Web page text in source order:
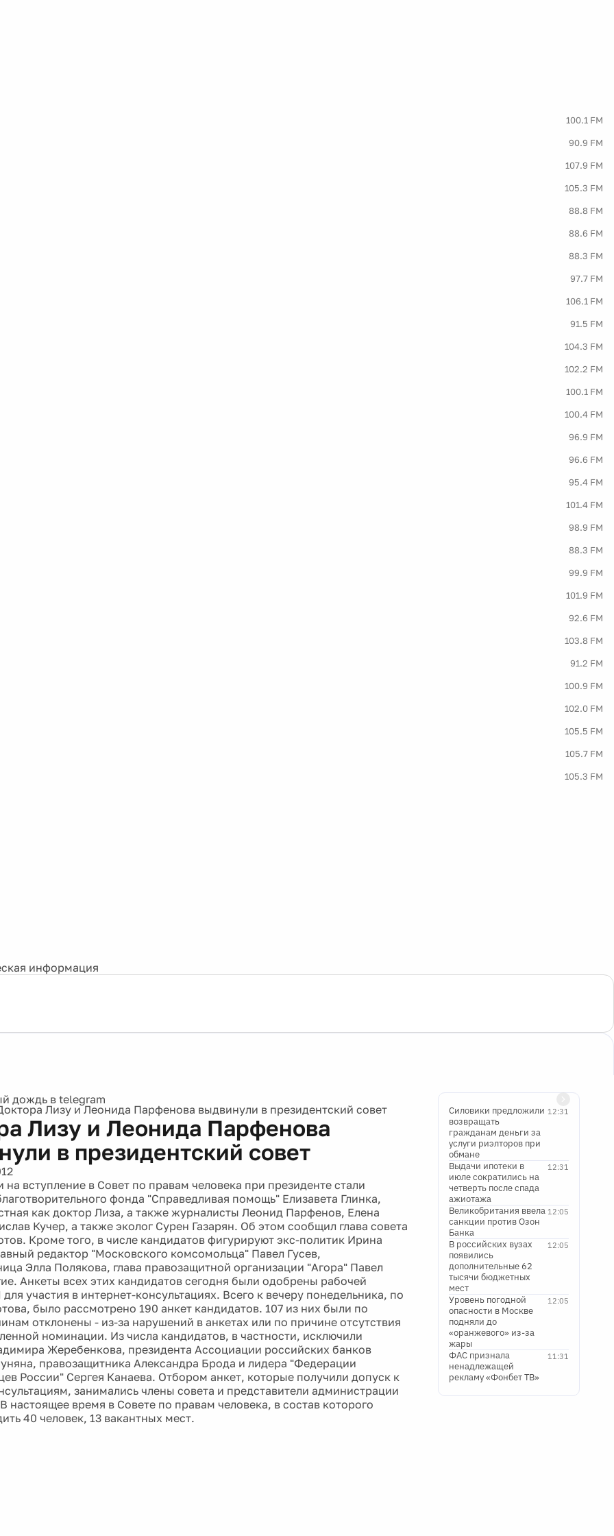
100.1 FM
90.9 FM
107.9 FM
105.3 FM
88.8 FM
88.6 FM
88.3 FM
97.7 FM
106.1 FM
91.5 FM
104.3 FM
102.2 FM
100.1 FM
100.4 FM
96.9 FM
96.6 FM
95.4 FM
101.4 FM
98.9 FM
88.3 FM
99.9 FM
101.9 FM
92.6 FM
103.8 FM
91.2 FM
100.9 FM
102.0 FM
105.5 FM
105.7 FM
105.3 FM
информация
Лизу и Леонида Парфенова выдвинули в президентский совет
Лизу и Леонида Парфенова
в президентский совет
на вступление в Совет по правам человека при президенте стали
фонда "Справедливая помощь" Елизавета Глинка,
как доктор Лиза, а также журналисты Леонид Парфенов, Елена
Кучер, а также эколог Сурен Газарян. Об этом сообщил глава совета
Кроме того, в числе кандидатов фигурируют экс-политик Ирина
редактор "Московского комсомольца" Павел Гусев,
Элла Полякова, глава правозащитной организации "Агора" Павел
Анкеты всех этих кандидатов сегодня были одобрены рабочей
участия в интернет-консультациях. Всего к вечеру понедельника, по
было рассмотрено 190 анкет кандидатов. 107 из них были по
отклонены - из-за нарушений в анкетах или по причине отсутствия
номинации. Из числа кандидатов, в частности, исключили
Жеребенкова, президента Ассоциации российских банков
правозащитника Александра Брода и лидера "Федерации
России" Сергея Канаева. Отбором анкет, которые получили допуск к
занимались члены совета и представители администрации
настоящее время в Совете по правам человека, в состав которого
40 человек, 13 вакантных мест.
12:31
Силовики предложили
возвращать
гражданам деньги за
услуги риэлторов при
обмане
12:31
Выдачи ипотеки в
июле сократились на
четверть после спада
ажиотажа
12:05
Великобритания ввела
санкции против Озон
Банка
12:05
В российских вузах
появились
дополнительные 62
тысячи бюджетных
мест
12:05
Уровень погодной
опасности в Москве
подняли до
«оранжевого» из-за
жары
11:31
ФАС признала
ненадлежащей
рекламу «Фонбет ТВ»